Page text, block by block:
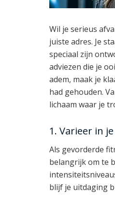
Wil je serieus
juiste adres. Je
speciaal zijn
adviezen die je
adem, maak je
had gehouden.
lichaam waar je
1. Varieer in
Als gevorderde
belangrijk om te
blijf je uitdaging